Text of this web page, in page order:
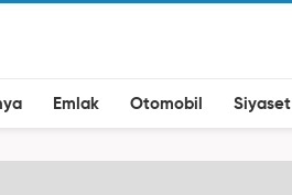
Emlak Otomobil Siyaset